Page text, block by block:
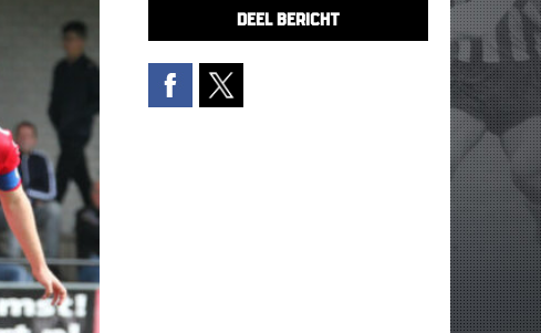
DEEL BERICHT